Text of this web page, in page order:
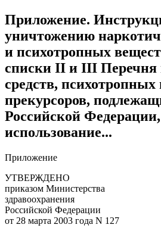
Приложение.
уничтожению
и психотропных
списки II и III Перечня
средств,
прекурсоров,
Российской
использование...
Приложение
УТВЕРЖДЕНО
приказом Министерства
здравоохранения
Российской Федерации
от 28 марта 2003 года N 127